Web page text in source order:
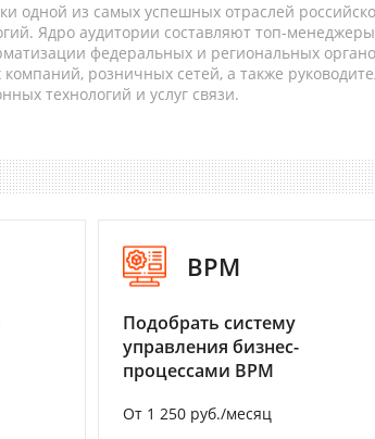
одной из самых успешных отраслей
Ядро аудитории составляют топ-
федеральных и региональных
розничных сетей, а также
технологий и услуг связи.
BPM
Подобрать систему
управления бизнес-
процессами BPM
От 1 250 руб./месяц